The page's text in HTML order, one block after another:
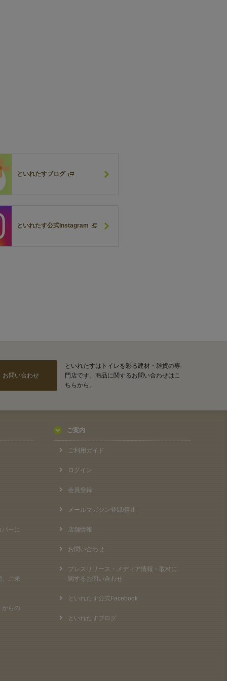
といれたすブログ
といれたす公式Instagram
お問い合わせ
といれたすはトイレを彩る建材・雑貨の専
門店です。商品に関するお問い合わせはこ
ちらから。
ーに
、ご来
からの
ご案内
ご利用ガイド
ログイン
会員登録
メールマガジン登録/停止
店舗情報
お問い合わせ
プレスリリース・メディア情報・取材に
関するお問い合わせ
といれたす公式Facebook
といれたすブログ